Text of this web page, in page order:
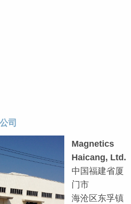
司
Magnetics
Haicang, Ltd.
中国福建省厦
门市
海沧区东孚镇